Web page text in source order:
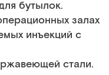
бутылок.
залах
инъекций с
стали.